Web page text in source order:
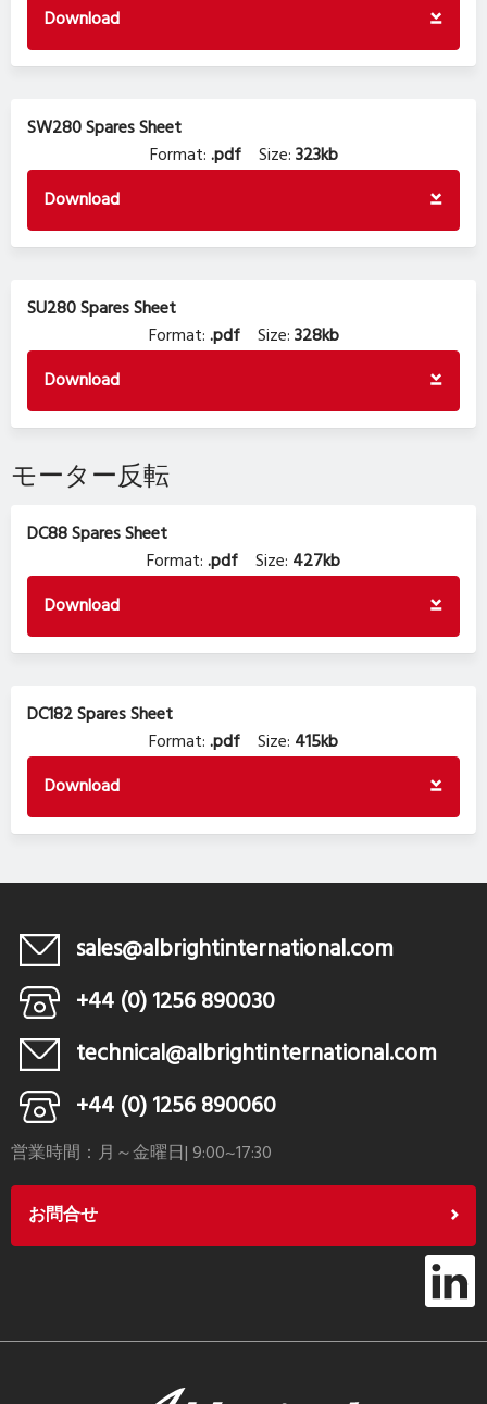
Download
SW280 Spares Sheet
Format:.pdf Size:323kb
Download
SU280 Spares Sheet
Format:.pdf Size:328kb
Download
モーター反転
DC88 Spares Sheet
Format:.pdf Size: 427kb
Download
DC182 Spares Sheet
Format:.pdf Size: 415kb
Download
sales@albrightinternational.com
+44 (0) 1256 890030
technical@albrightinternational.com
+44 (0) 1256 890060
営業時間：月～金曜日| 9:00~17:30
お問合せ